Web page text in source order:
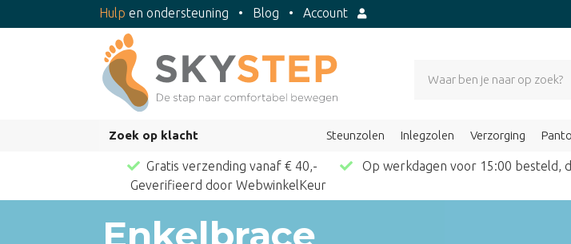
Hulp en ondersteuning • Blog •Account
Zoek op klacht Steunzolen Inlegzolen Verzorging
Gratis verzending vanaf € 40,- Op werkdagen voor 15:00
Geverifieerd door WebwinkelKeur
Enkelbrace